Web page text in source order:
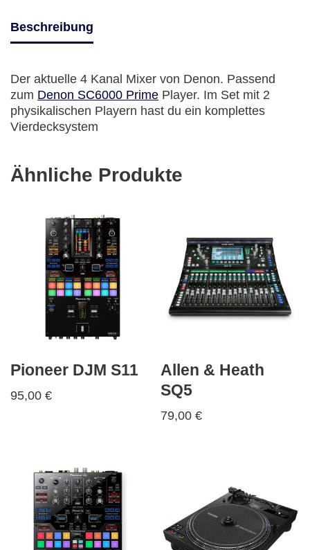
Beschreibung
Der aktuelle 4 Kanal Mixer von Denon. Passend
zum Denon SC6000 Prime Player. Im Set mit 2
physikalischen Playern hast du ein komplettes
Vierdecksystem
Ähnliche Produkte
Pioneer DJM S11
95,00 €
Allen & Heath
SQ5
79,00€